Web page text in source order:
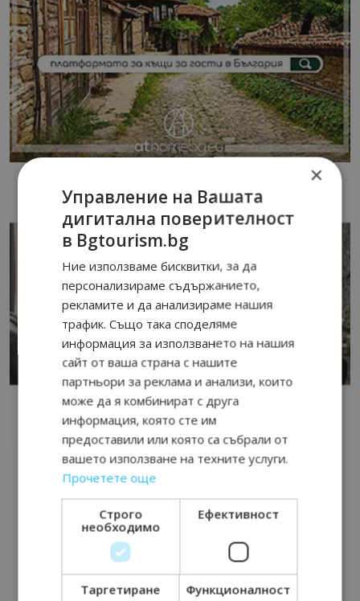
×
Управление на Вашата
дигитална поверителност
в Bgtourism.bg
Ние използваме бисквитки, за да
персонализираме съдържанието,
рекламите и да анализираме нашия
трафик. Също така споделяме
информация за използването на нашия
сайт от ваша страна с нашите
партньори за реклама и анализи, които
може да я комбинират с друга
информация, която сте им
предоставили или която са събрали от
вашето използване на техните услуги.
Прочетете още
Строго
необходимо
Ефективност
Таргетиране Функционалност